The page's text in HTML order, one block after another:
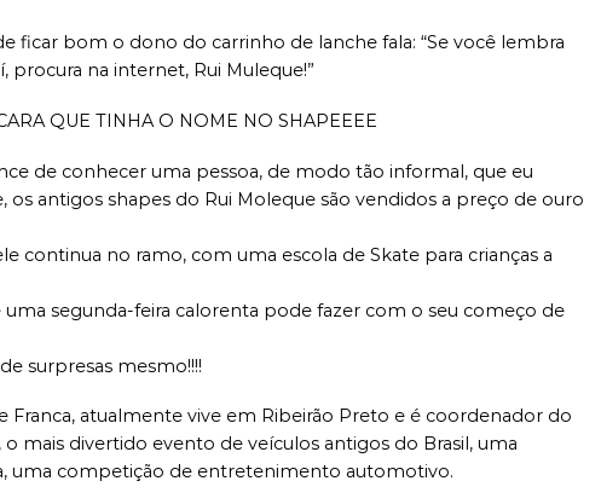
ficar bom o dono do carrinho de lanche fala: “Se você lembra
procura na internet, Rui Muleque!”
QUE TINHA O NOME NO SHAPEEEE
de conhecer uma pessoa, de modo tão informal, que eu
os antigos shapes do Rui Moleque são vendidos a preço de ouro
continua no ramo, com uma escola de Skate para crianças a
uma segunda-feira calorenta pode fazer com o seu começo de
surpresas mesmo!!!!
Franca, atualmente vive em Ribeirão Preto e é coordenador do
o mais divertido evento de veículos antigos do Brasil, uma
uma competição de entretenimento automotivo.